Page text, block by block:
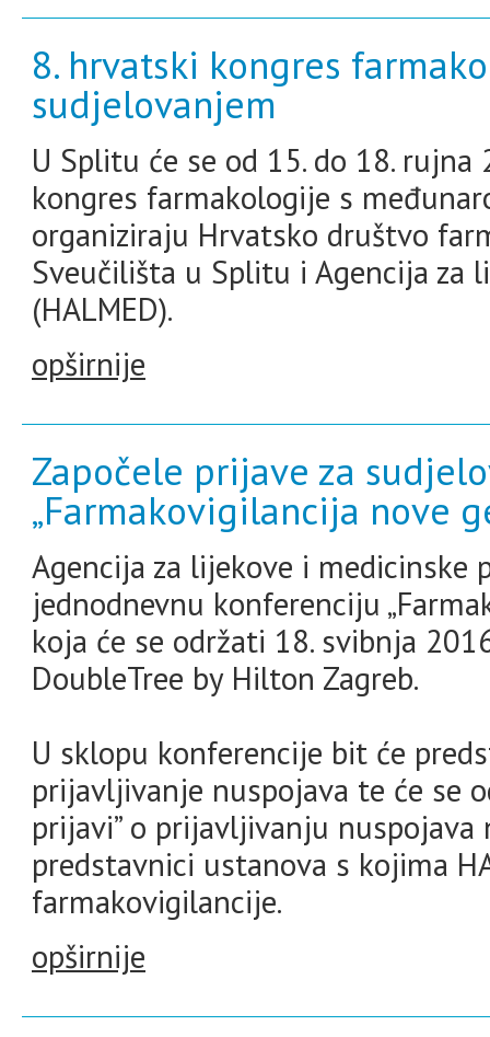
8. hrvatski kongres
sudjelovanjem
U Splitu će se od 15. do 18.
kongres farmakologije s
organiziraju Hrvatsko društvo
Sveučilišta u Splitu i Agencija za
(HALMED).
opširnije
Započele prijave za
„Farmakovigilancija nove
Agencija za lijekove i medicinske
jednodnevnu konferenciju
koja će se održati 18. svibnja
DoubleTree by Hilton Zagreb.
U sklopu konferencije bit će
prijavljivanje nuspojava te će se
prijavi” o prijavljivanju
predstavnici ustanova s kojima
farmakovigilancije.
opširnije